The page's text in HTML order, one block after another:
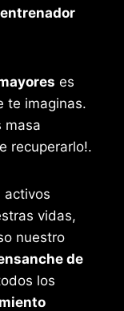
es
te imaginas.
masa
recuperarlo!.
activos
vidas,
nuestro
de
los